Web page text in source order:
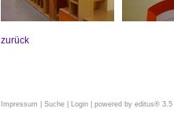
zurück
Impressum Suche Login | powered by editus® 3.5